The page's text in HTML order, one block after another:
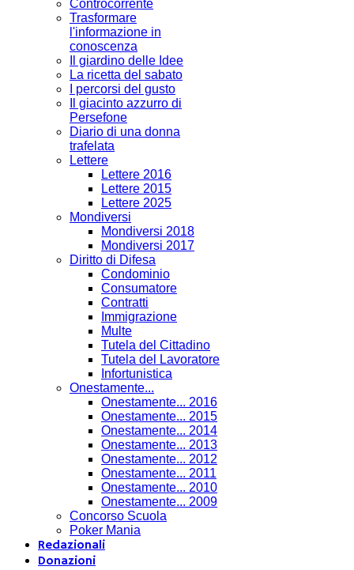
Controcorrente
Trasformare
l'informazione in
conoscenza
Il giardino delle Idee
La ricetta del sabato
I percorsi del gusto
Il giacinto azzurro di
Persefone
Diario di una donna
trafelata
Lettere
Lettere 2016
Lettere 2015
Lettere 2025
Mondiversi
Mondiversi 2018
Mondiversi 2017
Diritto di Difesa
Condominio
Consumatore
Contratti
Immigrazione
Multe
Tutela del Cittadino
Tutela del Lavoratore
Infortunistica
Onestamente...
Onestamente... 2016
Onestamente... 2015
Onestamente... 2014
Onestamente... 2013
Onestamente... 2012
Onestamente... 2011
Onestamente... 2010
Onestamente... 2009
Concorso Scuola
Poker Mania
Redazionali
Donazioni